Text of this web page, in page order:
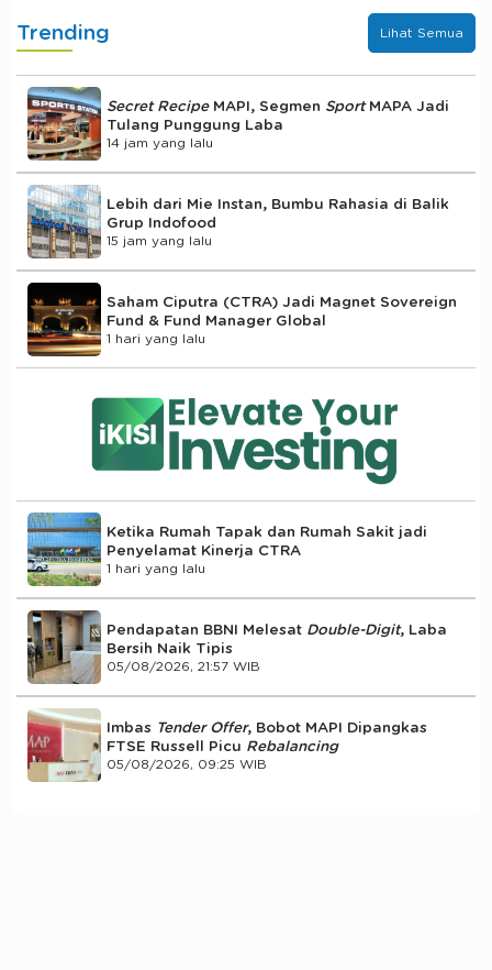
Trending Lihat Semua
Secret RecipeMAPI, Segmen Sport MAPA Jadi
Tulang Punggung Laba
14 jam yang lalu
Lebih dari Mie Instan, Bumbu Rahasia di Balik
Grup Indofood
15 jam yang lalu
Saham Ciputra (CTRA) Jadi Magnet Sovereign
Fund & Fund Manager Global
1 hari yang lalu
Ketika Rumah Tapak dan Rumah Sakit jadi
Penyelamat Kinerja CTRA
1 hari yang lalu
Pendapatan BBNI Melesat Double-Digit, Laba
Bersih Naik Tipis
05/08/2026, 21:57 WIB
Imbas Tender Offer, Bobot MAPI Dipangkas
FTSE Russell Picu Rebalancing
05/08/2026, 09:25 WIB